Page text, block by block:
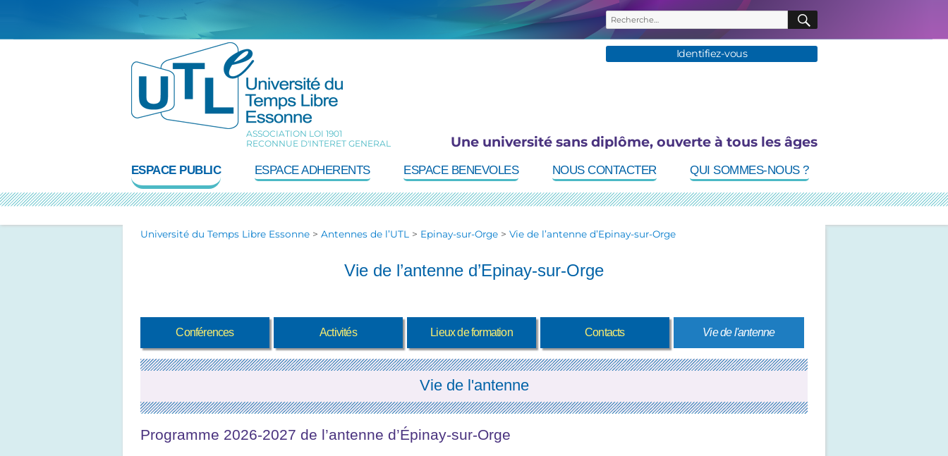
Recherche
pour :
Identifiez-vous
ASSOCIATION LOI 1901
RECONNUE D'INTERET GENERAL
Une université sans diplôme, ouverte à tous les âges
ESPACE PUBLIC ESPACE ADHERENTS ESPACE BENEVOLES NOUS CONTACTER QUI SOMMES-NOUS ?
Université du Temps Libre Essonne > Antennes de l’UTL > Epinay-sur-Orge > Vie de l’antenne d’Epinay-sur-Orge
Vie de l’antenne d’Epinay-sur-Orge
Conférences Activités Lieux de formation Contacts Vie de l'antenne
Vie de l'antenne
Programme 2026-2027 de l’antenne d’Épinay-sur-Orge